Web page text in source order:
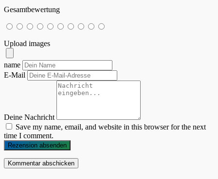
Gesamtbewertung
Upload images
name
E-Mail
Deine Nachricht
Save my name, email, and website in this browser for the next
time I comment.
Rezension absenden